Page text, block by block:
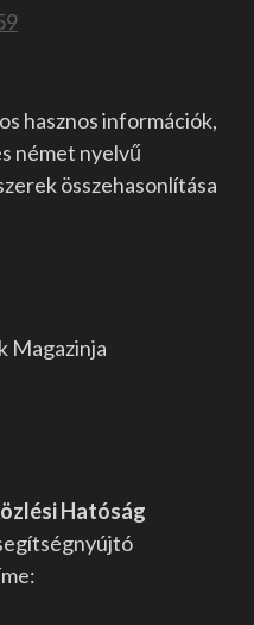
hasznos információk,
német nyelvű
összehasonlítása
Magazinja
Hatóság